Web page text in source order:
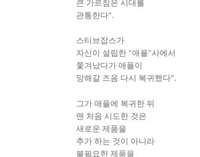
큰 가르침은 시대를
관통한다".
스티브잡스가
자신이 설립한 "애플"사에서
쫓겨났다가 애플이
망해갈 즈음 다시 복귀했다".
그가 애플에 복귀한 뒤
맨 처음 시도한 것은
새로운 제품을
추가 하는 것이 아니라
불필요한 제품을